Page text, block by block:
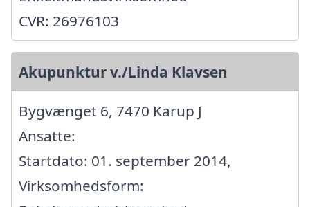
CVR: 26976103
Akupunktur v./Linda Klavsen
Bygvænget 6, 7470 Karup J
Ansatte:
Startdato: 01. september 2014,
Virksomhedsform: